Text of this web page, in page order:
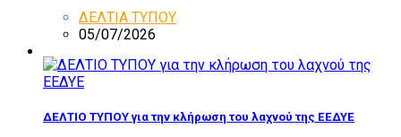
ΔΕΛΤΙΑ ΤΥΠΟΥ
05/07/2026
ΔΕΛΤΙΟ ΤΥΠΟΥ για την κλήρωση του λαχνού της ΕΕΔΥΕ